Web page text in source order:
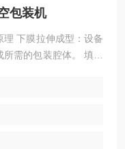
包装机
下膜拉伸成型：设备
需的包装腔体。 填充
处理或真空充气处理，
，确保包装的密封性。
品从膜带上分离，